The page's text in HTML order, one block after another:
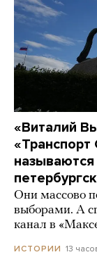
«Виталий
Они массово
выборами. А
канал в
ИСТОРИИ 13